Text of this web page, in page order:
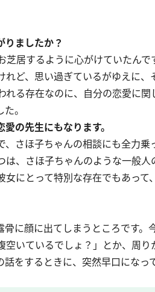
ましたか？
居するように心がけていたんで
ど、思い過ぎているがゆえに
る存在なのに、自分の恋愛に
。
の先生にもなります。
さほ子ちゃんの相談にも全力乗
、さほ子ちゃんのような一般
にとって特別な存在でもあっ
に顔に出てしまうところです。
いているでしょ？」とか、周
をするときに、突然早口にな